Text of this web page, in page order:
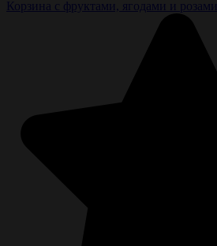
Корзина с фруктами, ягодами и розами